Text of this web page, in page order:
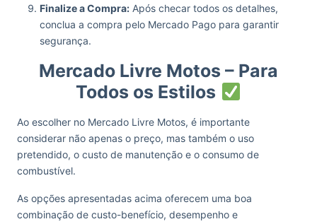
Finalize a Compra: Após checar todos os detalhes,
conclua a compra pelo Mercado Pago para garantir
segurança.
Mercado Livre Motos – Para
Todos os Estilos
Ao escolher no Mercado Livre Motos, é importante
considerar não apenas o preço, mas também o uso
pretendido, o custo de manutenção e o consumo de
combustível.
As opções apresentadas acima oferecem uma boa
combinação de custo-benefício, desempenho e